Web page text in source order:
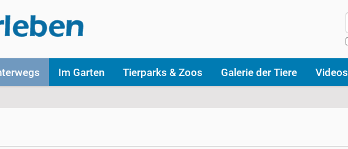
Im Garten Tierparks & Zoos Galerie der Tiere Videos